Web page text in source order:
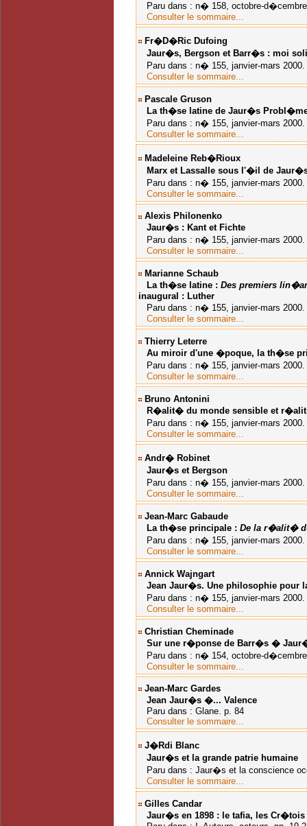
Paru dans : n� 158, octobre-
Consulter le sommaire...
Fr�d�ric Dufoing
Jaur�s, Bergson et Barr�s : moi
Paru dans : n� 155, janvier-mars
Consulter le sommaire...
Pascale Gruson
La th�se latine de Jaur�s
Paru dans : n� 155, janvier-mars
Consulter le sommaire...
Madeleine Reb�rioux
Marx et Lassalle sous l'�il de Jaur�s
Paru dans : n� 155, janvier-mars
Consulter le sommaire...
Alexis Philonenko
Jaur�s : Kant et Fichte
Paru dans : n� 155, janvier-mars
Consulter le sommaire...
Marianne Schaub
La th�se latine : Des premiers
inaugural : Luther
Paru dans : n� 155, janvier-mars
Consulter le sommaire...
Thierry Leterre
Au miroir d'une �poque, la th�se
Paru dans : n� 155, janvier-mars
Consulter le sommaire...
Bruno Antonini
R�alit� du monde sensible et
Paru dans : n� 155, janvier-mars
Consulter le sommaire...
Andr� Robinet
Jaur�s et Bergson
Paru dans : n� 155, janvier-mars
Consulter le sommaire...
Jean-Marc Gabaude
La th�se principale : De la r�alit�
Paru dans : n� 155, janvier-mars
Consulter le sommaire...
Annick Wajngart
Jean Jaur�s. Une philosophie pour
Paru dans : n� 155, janvier-mars
Consulter le sommaire...
Christian Cheminade
Sur une r�ponse de Barr�s �
Paru dans : n� 154, octobre-d�cembre
Consulter le sommaire...
Jean-Marc Gardes
Jean Jaur�s �... Valence
Paru dans : Glane. p. 84
Consulter le sommaire...
J�rdi Blanc
Jaur�s et la grande patrie humaine
Paru dans : Jaur�s et la conscience
Consulter le sommaire...
Gilles Candar
Jaur�s en 1898 : le tafia, les Cr�tois